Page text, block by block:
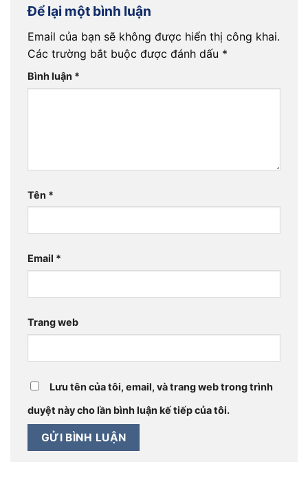
Để lại một bình luận
Email của bạn sẽ không được hiển thị công khai.
Các trường bắt buộc được đánh dấu *
Bình luận *
Tên *
Email *
Trang web
Lưu tên của tôi, email, và trang web trong trình
duyệt này cho lần bình luận kế tiếp của tôi.